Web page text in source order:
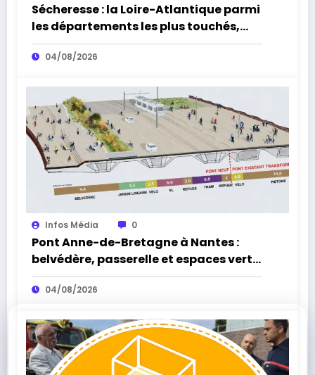
Sécheresse : la Loire-Atlantique parmi
les départements les plus touchés,
alerte l’Office français de la
biodiversité
04/08/2026
Infos Média 0
Pont Anne-de-Bretagne à Nantes :
belvédère, passerelle et espaces verts,
la réouverture approche
04/08/2026